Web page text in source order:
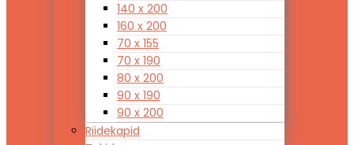
140 x 200
160 x 200
70 x 155
70 x 190
80 x 200
90 x 190
90 x 200
Riidekapid